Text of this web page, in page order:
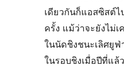
เดียวกันก็แอสซิสต์ไ
ครั้ง แม้ว่าจะยังไม่
ในนัดชิงชนะเลิศยูฟ่
ในรอบชิงเมื่อปีที่แ